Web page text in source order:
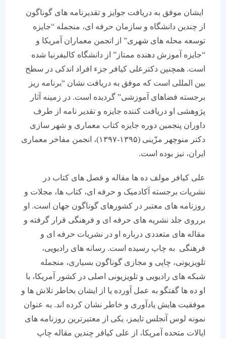
ایشان موفق به دریافت جوایز و تقدیرنامه های گوناگون
از چندین دانشگاه و سازمان حرفه ای، منجمله “جایزه
توسعه محله های شهری” از انجمن معماران آمریکا و
“جایزه آموزش دهنده ممتاز” از دانشگاه کالیفرنیا شده
است. همچنین دکترعلی کیافر جزء افراد اندکی در سطح
بین المللی است که موفق به دریافت نشان “برنامه ریز
برجسته فضاهای آموزشی” گردیده است. در زمینه آثار
پژوهشی او دریافت کننده جایزه و تقدیر نامه از طرف
داوران پنجمین دوره جایزه کتاب معماری و شهر سازی
دکتر منوچهر مزّینی (۱۳۹۵-۱۳۹۷)، انجمن مفاخر معماری
ایران، نیز بوده است.
علی کیافر مولف ده ها مقاله و فصل های کتاب در
نشریات برجسته آکادمیک و حرفه ای، کتاب ها، مجلات و
روزنامه های معتبر در کشورهای گوناگون جهان است. او
برروی جلد نشریه های حرفه ای و فرهنگی قرار گرفته و
مقاله های متعددی درباره او در نشریات حرفه ای و
فرهنگی به چاپ رسیده است. رسانه های رادیویی،
تلویزیونی، چاپی و مجازی گوناگون بسیاری، منجمله
شبکه های رادیویی و تلویزیونی اصلی در کشور آمریکا، با
او ده ها گفتگو به عمل آورده یا از ایشان بخاطر تلاش ها و
موفقیت هایش یادآوری و خاطر نشان کرده اند. به عنوان
نمونه لوس آنجلس تایمز، یکی از معتبرترین روزنامه های
ایالات متحده آمریکا، از علی کیافر چندین مقاله چاپ